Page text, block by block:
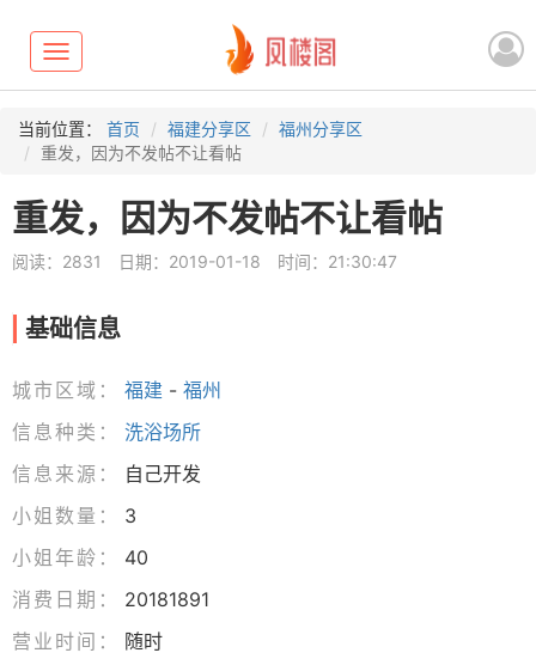
Toggle
navigation
当前位置： 首页 福建分享区
福州分享区
重发，因为不发帖不让看帖
重发，因为不发帖不让看帖
阅读：2831 日期：2019-01-18 时间：21:30:47
基础信息
城市区域： 福建 - 福州
信息种类：
洗浴场所
信息来源：
自己开发
小姐数量：
3
小姐年龄：
40
消费日期：
20181891
营业时间：
随时